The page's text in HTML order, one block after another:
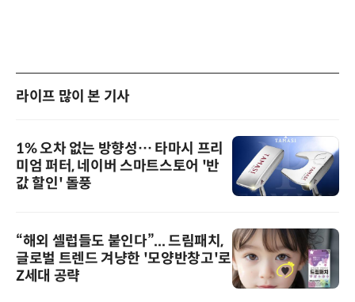
라이프 많이 본 기사
1% 오차 없는 방향성… 타마시 프리
미엄 퍼터, 네이버 스마트스토어 '반
값 할인' 돌풍
“해외 셀럽들도 붙인다”... 드림패치,
글로벌 트렌드 겨냥한 '모양반창고'로
Z세대 공략